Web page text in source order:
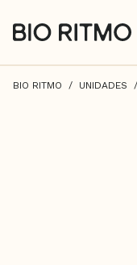
BIO RITMO UNIDADES